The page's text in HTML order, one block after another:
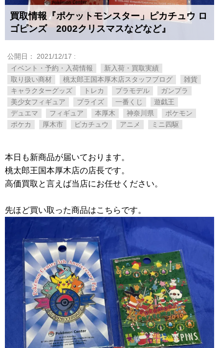
買取情報『ポケットモンスター」ピカチュウ ​ロ
ゴピンズ 2002クリスマスなどなど』
公開日： 2021/12/17 :
イベント・予約・入荷情報
新入荷・買取実績
取り扱い商材
桃太郎王国本厚木店スタッフブログ
雑貨
キャラクターグッズ
トレカ プラモデル
ガンプラ
美少女フィギュア
プライズ 一番くじ
遊戯王
デュエマ
フィギュア 本厚木 神奈川県
ポケモン
ポケカ
厚木市 ピカチュウ アニメ ミニ四駆
本日も新商品が届いております。
桃太郎王国本厚木店の店長です。
高価買取と言えば当店にお任せください。
先ほど買い取った商品はこちらです。